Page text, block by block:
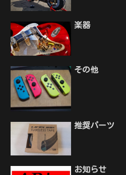
楽器
その他
推奨パーツ
お知らせ